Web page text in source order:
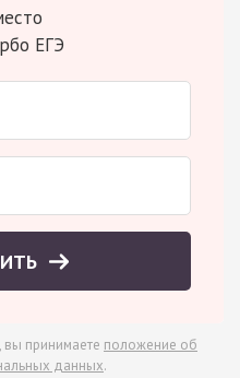
ЕГЭ
вы принимаете положение об
данных.